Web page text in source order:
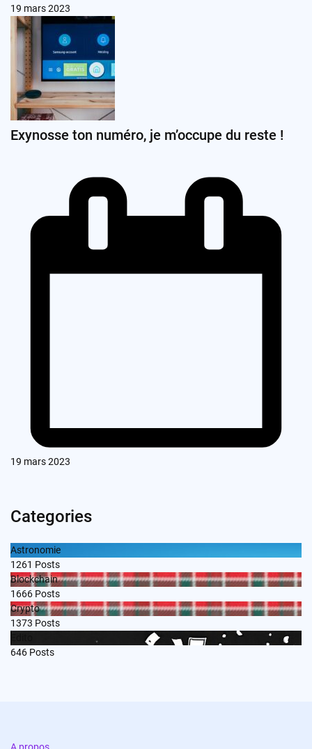
19 mars 2023
Exynosse ton numéro, je m’occupe du reste !
19 mars 2023
Categories
Astronomie
1261 Posts
Blockchain
1666 Posts
Crypto
1373 Posts
646 Posts